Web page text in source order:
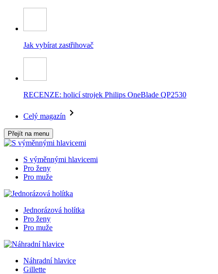
Jak vybírat zastřihovač
RECENZE: holicí strojek Philips OneBlade QP2530
Celý magazín
Přejít na menu
S výměnnými hlavicemi
Pro ženy
Pro muže
Jednorázová holítka
Pro ženy
Pro muže
Náhradní hlavice
Gillette